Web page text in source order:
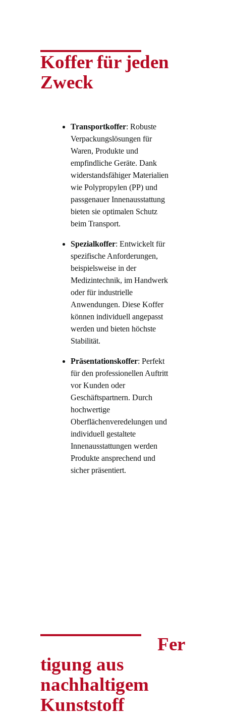
Koffer für jeden
Zweck
Transportkoffer: Robuste
Verpackungslösungen für
Waren, Produkte und
empfindliche Geräte. Dank
widerstandsfähiger Materialien
wie Polypropylen (PP) und
passgenauer Innenausstattung
bieten sie optimalen Schutz
beim Transport.
Spezialkoffer: Entwickelt für
spezifische Anforderungen,
beispielsweise in der
Medizintechnik, im Handwerk
oder für industrielle
Anwendungen. Diese Koffer
können individuell angepasst
werden und bieten höchste
Stabilität.
Präsentationskoffer: Perfekt
für den professionellen Auftritt
vor Kunden oder
Geschäftspartnern. Durch
hochwertige
Oberflächenveredelungen und
individuell gestaltete
Innenausstattungen werden
Produkte ansprechend und
sicher präsentiert.
Fer
tigung aus
nachhaltigem
Kunststoff